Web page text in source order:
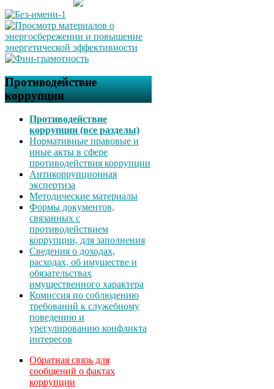
Противодействие
коррупции
Противодействие
коррупции (все разделы)
Нормативные правовые и
иные акты в сфере
противодействия коррупции
Антикоррупционная
экспертиза
Методические материалы
Формы документов,
связанных с
противодействием
коррупции, для заполнения
Сведения о доходах,
расходах, об имуществе и
обязательствах
имущественного характера
Комиссия по соблюдению
требований к служебному
поведению и
урегулированию конфликта
интересов
Обратная связь для
сообщений о фактах
коррупции